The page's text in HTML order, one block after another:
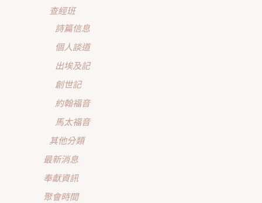
查經班
詩篇信息
個人談道
出埃及記
創世記
約翰福音
馬太福音
其他分類
最新消息
奉獻資訊
聚會時間